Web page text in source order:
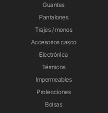
Guantes
Pantalones
Trajes / monos
Accesorios casco
Electrónica
Térmicos
Impermeables
Protecciones
Bolsas